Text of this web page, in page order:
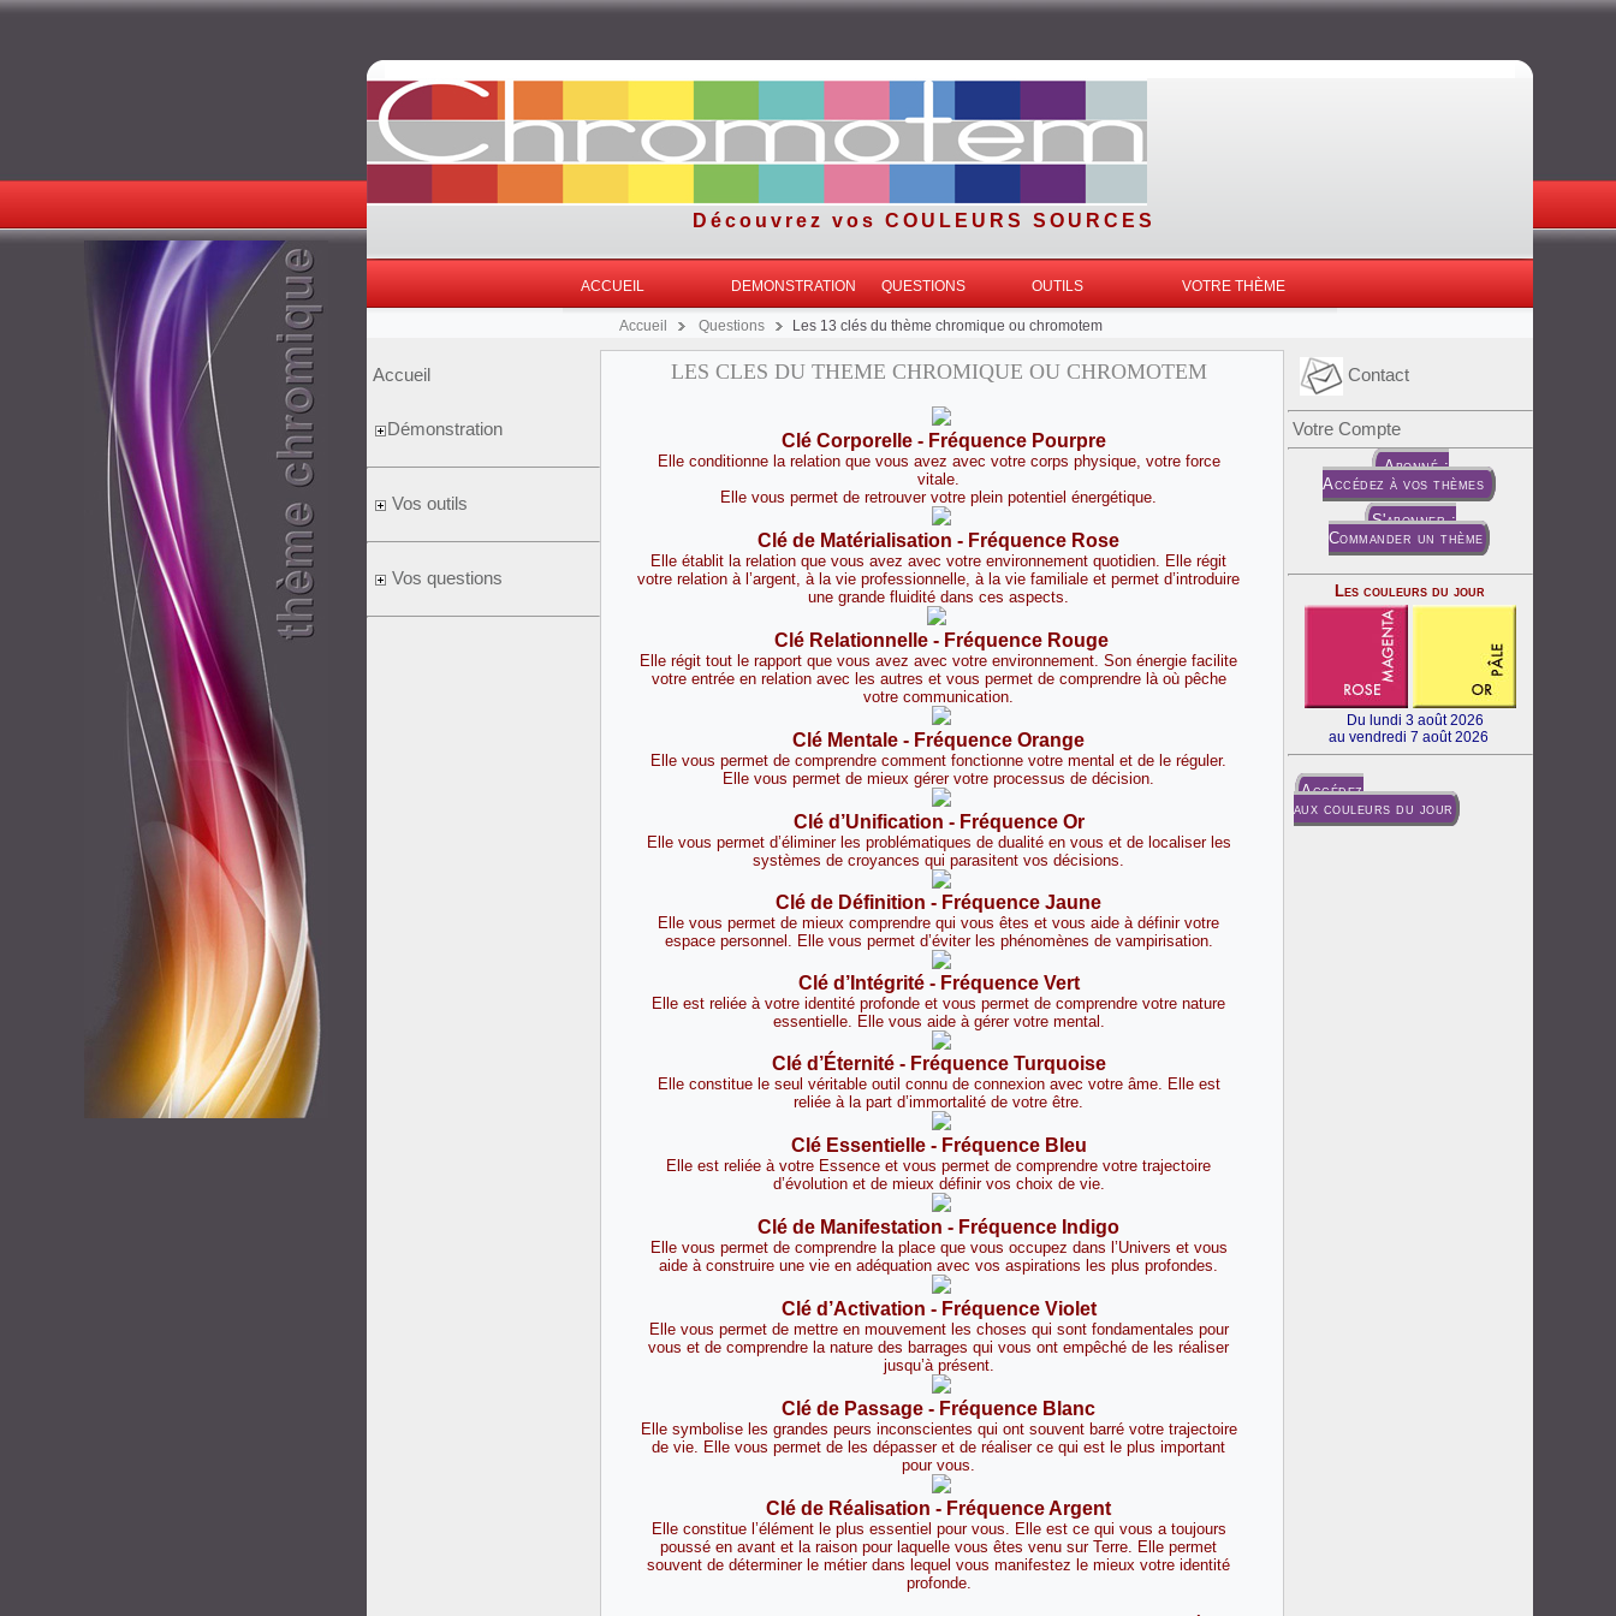
Découvrez vos COULEURS SOURCES
ACCUEIL DEMONSTRATION QUESTIONS OUTILS VOTRE THÈME
Accueil Questions Les 13 clés du thème chromique ou chromotem
Accueil
Démonstration
Vos outils
Vos questions
LES CLES DU THEME CHROMIQUE OU CHROMOTEM
Clé Corporelle - Fréquence Pourpre
Elle conditionne la relation que vous avez avec votre corps physique, votre force
vitale.
Elle vous permet de retrouver votre plein potentiel énergétique.
Clé de Matérialisation - Fréquence Rose
Elle établit la relation que vous avez avec votre environnement quotidien. Elle régit
votre relation à l’argent, à la vie professionnelle, à la vie familiale et permet d’introduire
une grande fluidité dans ces aspects.
Clé Relationnelle - Fréquence Rouge
Elle régit tout le rapport que vous avez avec votre environnement. Son énergie facilite
votre entrée en relation avec les autres et vous permet de comprendre là où pêche
votre communication.
Clé Mentale - Fréquence Orange
Elle vous permet de comprendre comment fonctionne votre mental et de le réguler.
Elle vous permet de mieux gérer votre processus de décision.
Clé d’Unification - Fréquence Or
Elle vous permet d’éliminer les problématiques de dualité en vous et de localiser les
systèmes de croyances qui parasitent vos décisions.
Clé de Définition - Fréquence Jaune
Elle vous permet de mieux comprendre qui vous êtes et vous aide à définir votre
espace personnel. Elle vous permet d’éviter les phénomènes de vampirisation.
Clé d’Intégrité - Fréquence Vert
Elle est reliée à votre identité profonde et vous permet de comprendre votre nature
essentielle. Elle vous aide à gérer votre mental.
Clé d’Éternité - Fréquence Turquoise
Elle constitue le seul véritable outil connu de connexion avec votre âme. Elle est
reliée à la part d’immortalité de votre être.
Clé Essentielle - Fréquence Bleu
Elle est reliée à votre Essence et vous permet de comprendre votre trajectoire
d’évolution et de mieux définir vos choix de vie.
Clé de Manifestation - Fréquence Indigo
Elle vous permet de comprendre la place que vous occupez dans l’Univers et vous
aide à construire une vie en adéquation avec vos aspirations les plus profondes.
Clé d’Activation - Fréquence Violet
Elle vous permet de mettre en mouvement les choses qui sont fondamentales pour
vous et de comprendre la nature des barrages qui vous ont empêché de les réaliser
jusqu’à présent.
Clé de Passage - Fréquence Blanc
Elle symbolise les grandes peurs inconscientes qui ont souvent barré votre trajectoire
de vie. Elle vous permet de les dépasser et de réaliser ce qui est le plus important
pour vous.
Clé de Réalisation - Fréquence Argent
Elle constitue l’élément le plus essentiel pour vous. Elle est ce qui vous a toujours
poussé en avant et la raison pour laquelle vous êtes venu sur Terre. Elle permet
souvent de déterminer le métier dans lequel vous manifestez le mieux votre identité
profonde.
Contact
Votre Compte
Abonné :
Accédez à vos thèmes
S'abonner :
Commander un thème
Les couleurs du jour
Du lundi 3 août 2026
au vendredi 7 août 2026
Accédez
aux couleurs du jour